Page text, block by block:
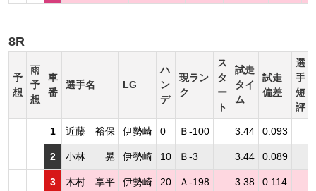
8R
予
想
雨
予
想
車
番
選手名 LG
ハ
ン
デ
現ラン
ク
ス
タ
ー
ト
試走
タイ
ム
試走
偏差
選
手
短
評
1 近藤 裕保 伊勢崎 0 Ｂ-100 3.44 0.093
2 小林 晃 伊勢崎 10 Ｂ-3 3.44 0.089
3 木村 享平 伊勢崎 20 Ａ-198 3.38 0.114